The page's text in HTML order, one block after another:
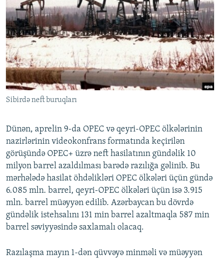
FOTOQALEREYA
İNFOQRAFIKA
KARIKATURA
OXU ZALI
AZƏRBAYCAN ƏDƏBIYYATI KITABXANASI
İSLAM VƏ DEMOKRATIYA
İZ - MƏDƏNIYYƏT PROQRAMI
HAQQIMIZDA
MISSIYAMIZ
PEŞƏ ETIKASI VƏ JURNALISTIKA STANDARTLARIMIZ
MATERIALLARIMIZDAN ISTIFADƏ
AZADLIQRADIOSU MOBIL TELEFONUNUZDA
BIZIMLƏ ƏLAQƏ
BIZI IZLƏ
RFE/RL-in bütün saytları
Sibirdə neft buruqları
Dünən, aprelin 9-da OPEC və qeyri-OPEC ölkələrinin
nazirlərinin videokonfrans formatında keçirilən
görüşündə OPEC+ üzrə neft hasilatının gündəlik 10
milyon barrel azaldılması barədə razılığa gəlinib. Bu
mərhələdə hasilat öhdəlikləri OPEC ölkələri üçün gündə
6.085 mln. barrel, qeyri-OPEC ölkələri üçün isə 3.915
mln. barrel müəyyən edilib. Azərbaycan bu dövrdə
gündəlik istehsalını 131 min barrel azaltmaqla 587 min
barrel səviyyəsində saxlamalı olacaq.
Razılaşma mayın 1-dən qüvvəyə minməli və müəyyən